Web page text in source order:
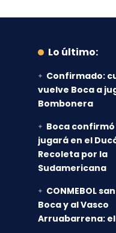
Lo último:
Confirmado:
vuelve Boca a
Bombonera
Boca
jugará en el
Recoleta por la
Sudamericana
CONMEBOL
Boca y al Vasco
Arruabarrena: